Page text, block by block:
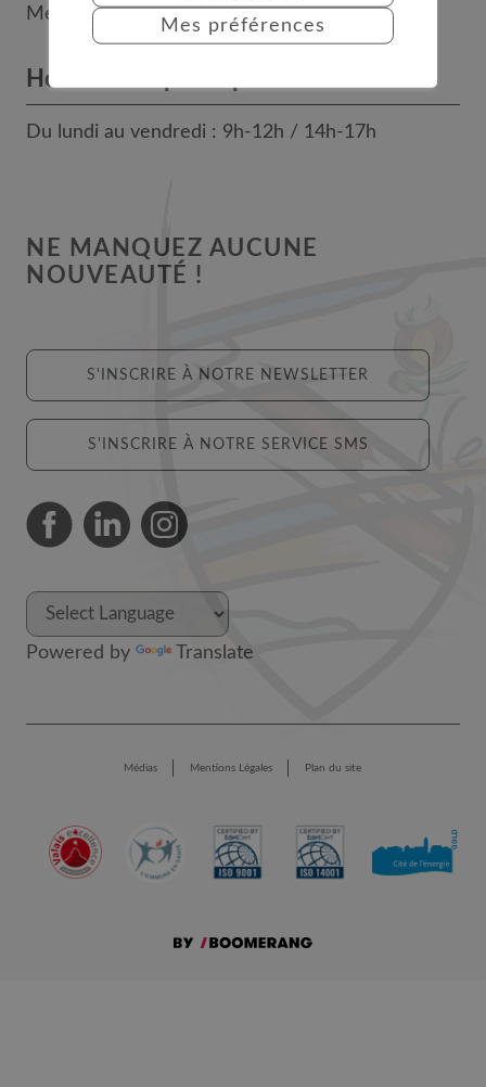
Mercredi : 14h - 17h
Horaires téléphoniques
Du lundi au vendredi : 9h-12h / 14h-17h
NE MANQUEZ AUCUNE
NOUVEAUTÉ !
S'INSCRIRE À NOTRE NEWSLETTER
S'INSCRIRE À NOTRE SERVICE SMS
Powered by Translate
Médias Mentions Légales Plan du site
Mes préférences